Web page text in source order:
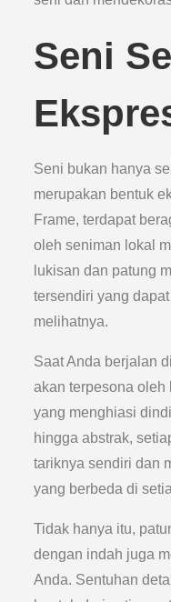
Seni
Seni bukan hanya
merupakan bentuk
Frame, terdapat
oleh seniman lokal
lukisan dan patung
tersendiri yang
melihatnya.
Saat Anda berjalan
akan terpesona
yang menghiasi
hingga abstrak,
tariknya sendiri dan
yang berbeda di
Tidak hanya itu,
dengan indah juga
Anda. Sentuhan